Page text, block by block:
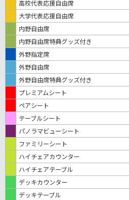
高校代表応援自由席
大学代表応援自由席
内野自由席
内野自由席特典グッズ付き
外野指定席
外野自由席
外野自由席特典グッズ付き
プレミアムシート
ペアシート
テーブルシート
パノラマビューシート
ファミリーシート
ハイチェアカウンター
ハイチェアテーブル
デッキカウンター
デッキテーブル